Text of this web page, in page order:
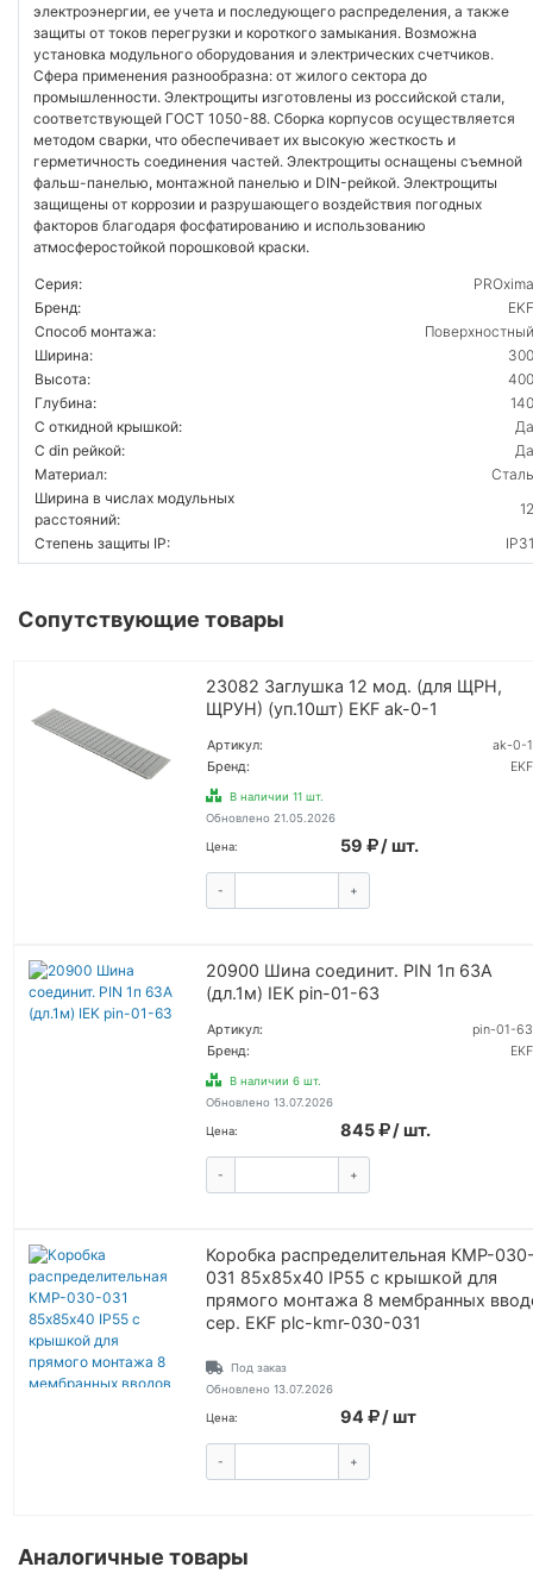
электроэнергии, ее учета и последующего распределения, а также
защиты от токов перегрузки и короткого замыкания. Возможна
установка модульного оборудования и электрических счетчиков.
Сфера применения разнообразна: от жилого сектора до
промышленности. Электрощиты изготовлены из российской стали,
соответствующей ГОСТ 1050-88. Сборка корпусов осуществляется
методом сварки, что обеспечивает их высокую жесткость и
герметичность соединения частей. Электрощиты оснащены съемной
фальш-панелью, монтажной панелью и DIN-рейкой. Электрощиты
защищены от коррозии и разрушающего воздействия погодных
факторов благодаря фосфатированию и использованию
атмосферостойкой порошковой краски.
Серия:
PROxima
Бренд:
EKF
Способ монтажа:
Поверхностный
Ширина:
300
Высота:
400
Глубина:
140
С откидной крышкой:
Да
С din рейкой:
Да
Материал:
Сталь
Ширина в числах модульных
расстояний:
12
Степень защиты IP:
IP31
Сопутствующие товары
23082 Заглушка 12 мод. (для ЩРН,
ЩРУН) (уп.10шт) EKF ak-0-1
Артикул:
ak-0-1
Бренд:
EKF
В наличии 11 шт.
Обновлено 21.05.2026
Цена: 59 / шт.
- +
20900 Шина соединит. PIN 1п 63А
(дл.1м) IEK pin-01-63
Артикул:
pin-01-63
Бренд:
EKF
В наличии 6 шт.
Обновлено 13.07.2026
Цена: 845 / шт.
- +
Коробка распределительная КМР-
031 85х85х40 IP55 с крышкой для
прямого монтажа 8 мембранных
сер. EKF plc-kmr-030-031
Под заказ
Обновлено 13.07.2026
Цена: 94 / шт
- +
Аналогичные товары